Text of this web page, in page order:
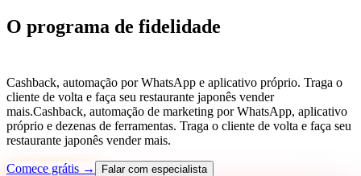
O programa de fidelidade
Cashback, automação por WhatsApp e aplicativo próprio. Traga o
cliente de volta e faça seu restaurante japonês vender
mais.Cashback, automação de marketing por WhatsApp, aplicativo
próprio e dezenas de ferramentas. Traga o cliente de volta e faça seu
restaurante japonês vender mais.
Comece grátis → Falar com especialista